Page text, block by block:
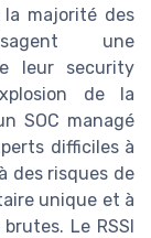
majorité des
une
leur security
de la
SOC managé
difficiles à
des risques de
unique et à
Le RSSI